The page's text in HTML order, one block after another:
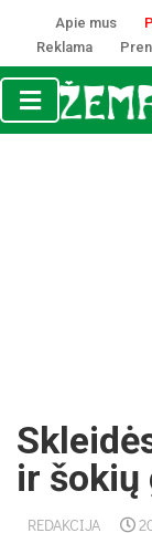
Apie mus
Reklama
ir šokių
REDAKCIJA